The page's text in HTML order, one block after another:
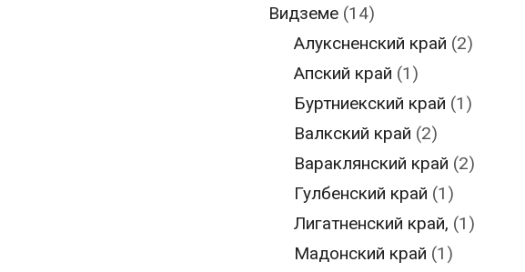
Видземе(14)
Алуксненский край (2)
Апский край (1)
Буртниекский край (1)
Валкский край (2)
Вараклянский край (2)
Гулбенский край (1)
Лигатненский край, (1)
Мадонский край (1)